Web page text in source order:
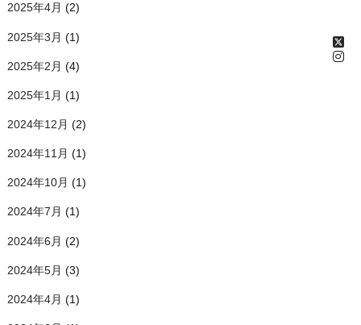
2025年4月 (2)
2025年3月 (1)
2025年2月 (4)
2025年1月 (1)
2024年12月 (2)
2024年11月 (1)
2024年10月 (1)
2024年7月 (1)
2024年6月 (2)
2024年5月 (3)
2024年4月 (1)